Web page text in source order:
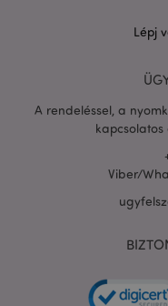
Lépj
A rendeléssel, a
Viber/
adatvédelmi